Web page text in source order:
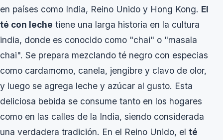
en países como India, Reino Unido y Hong Kong. El
té con leche tiene una larga historia en la cultura
india, donde es conocido como "chai" o "masala
chai". Se prepara mezclando té negro con especias
como cardamomo, canela, jengibre y clavo de olor,
y luego se agrega leche y azúcar al gusto. Esta
deliciosa bebida se consume tanto en los hogares
como en las calles de la India, siendo considerada
una verdadera tradición. En el Reino Unido, el té